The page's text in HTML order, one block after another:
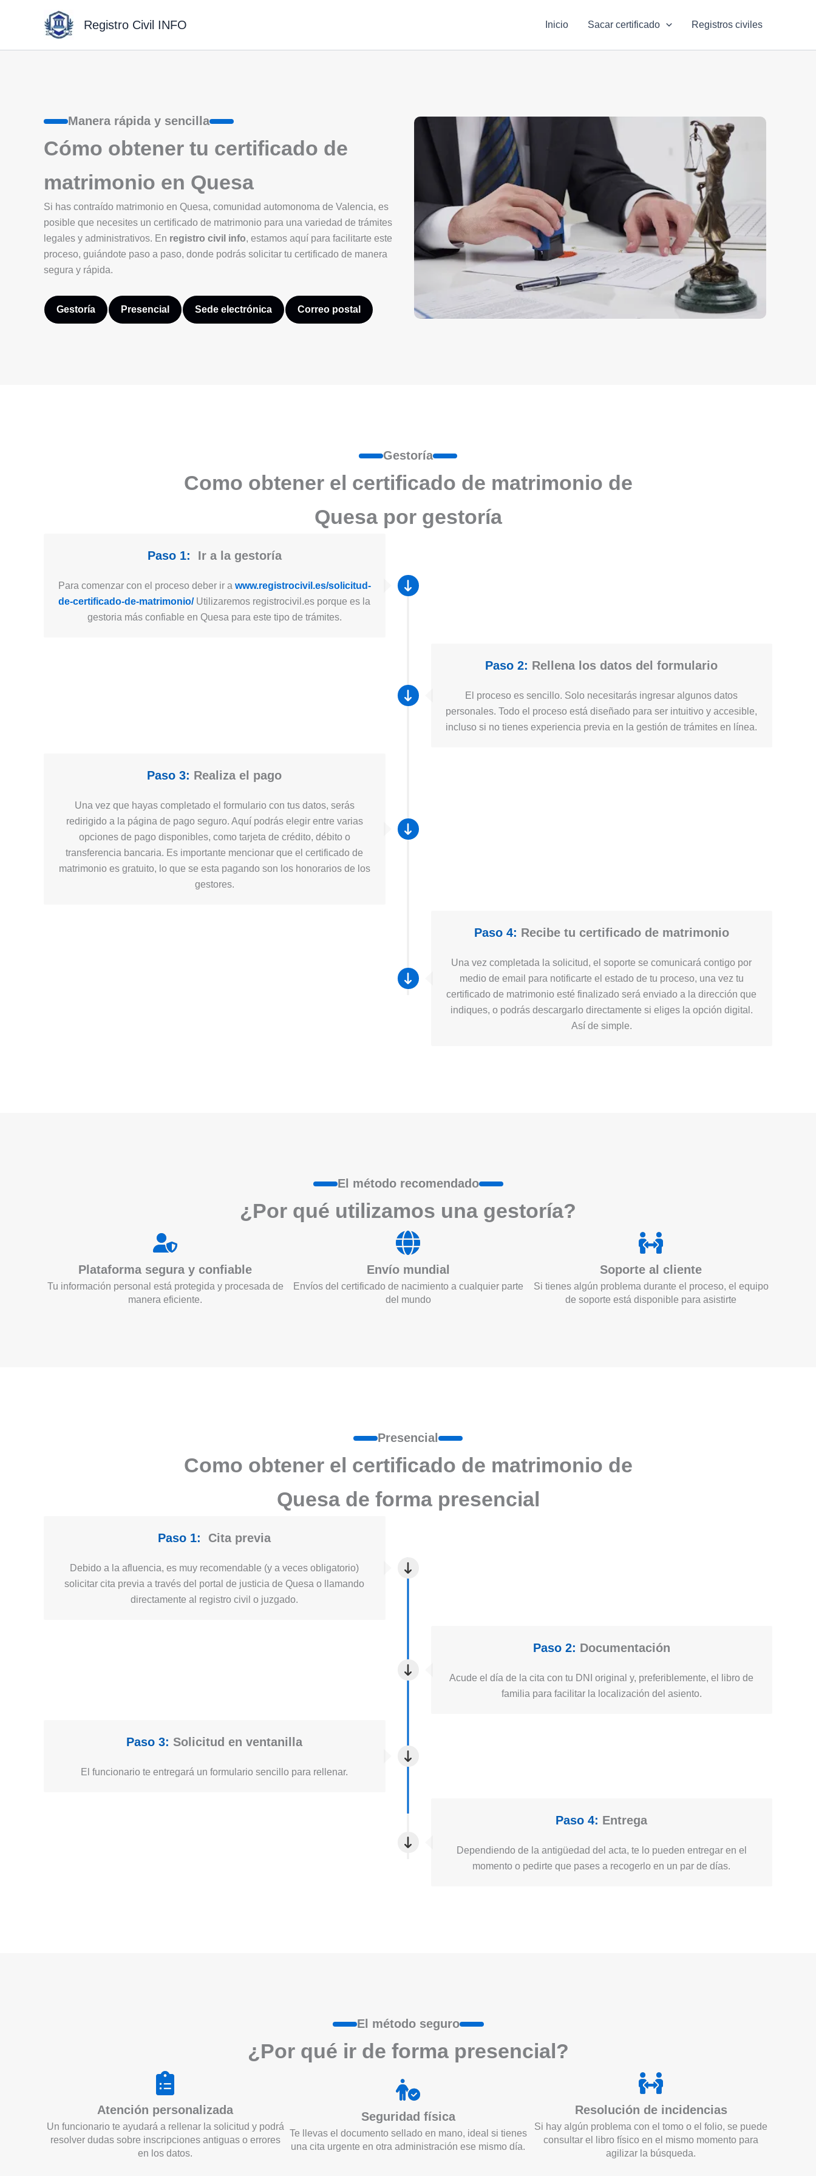
Registro Civil INFO Inicio Sacar certificado Registros civiles
Manera rápida y sencilla
Cómo obtener tu certificado de
matrimonio en Quesa
Si has contraído matrimonio en Quesa, comunidad automonoma de Valencia, es
posible que necesites un certificado de matrimonio para una variedad de trámites
legales y administrativos. En registro civil info, estamos aquí para facilitarte este
proceso, guiándote paso a paso, donde podrás solicitar tu certificado de manera
segura y rápida.
Gestoría Presencial Sede electrónica Correo postal
Gestoría
Como obtener el certificado de matrimonio de
Quesa por gestoría
Paso 1: Ir a la gestoría
Para comenzar con el proceso deber ir a www.registrocivil.es/solicitud-
de-certificado-de-matrimonio/Utilizaremos registrocivil.es porque es la
gestoria más confiable en Quesa para este tipo de trámites.
Paso 2: Rellena los datos del formulario
El proceso es sencillo. Solo necesitarás ingresar algunos datos
personales. Todo el proceso está diseñado para ser intuitivo y accesible,
incluso si no tienes experiencia previa en la gestión de trámites en línea.
Paso 3: Realiza el pago
Una vez que hayas completado el formulario con tus datos, serás
redirigido a la página de pago seguro. Aquí podrás elegir entre varias
opciones de pago disponibles, como tarjeta de crédito, débito o
transferencia bancaria. Es importante mencionar que el certificado de
matrimonio es gratuito, lo que se esta pagando son los honorarios de los
gestores.
Paso 4: Recibe tu certificado de matrimonio
Una vez completada la solicitud, el soporte se comunicará contigo por
medio de email para notificarte el estado de tu proceso, una vez tu
certificado de matrimonio esté finalizado será enviado a la dirección que
indiques, o podrás descargarlo directamente si eliges la opción digital.
Así de simple.
El método recomendado
¿Por qué utilizamos una gestoría?
Plataforma segura y confiable
Tu información personal está protegida y procesada de
manera eficiente.
Envío mundial
Envíos del certificado de nacimiento a cualquier parte
del mundo
Soporte al cliente
Si tienes algún problema durante el proceso, el equipo
de soporte está disponible para asistirte
Presencial
Como obtener el certificado de matrimonio de
Quesa de forma presencial
Paso 1: Cita previa
Debido a la afluencia, es muy recomendable (y a veces obligatorio)
solicitar cita previa a través del portal de justicia de Quesa o llamando
directamente al registro civil o juzgado.
Paso 2: Documentación
Acude el día de la cita con tu DNI original y, preferiblemente, el libro de
familia para facilitar la localización del asiento.
Paso 3: Solicitud en ventanilla
El funcionario te entregará un formulario sencillo para rellenar.
Paso 4: Entrega
Dependiendo de la antigüedad del acta, te lo pueden entregar en el
momento o pedirte que pases a recogerlo en un par de días.
El método seguro
¿Por qué ir de formapresencial?
Atención personalizada
Un funcionario te ayudará a rellenar la solicitud y podrá
resolver dudas sobre inscripciones antiguas o errores
en los datos.
Seguridad física
Te llevas el documento sellado en mano, ideal si tienes
una cita urgente en otra administración ese mismo día.
Resolución de incidencias
Si hay algún problema con el tomo o el folio, se puede
consultar el libro físico en el mismo momento para
agilizar la búsqueda.